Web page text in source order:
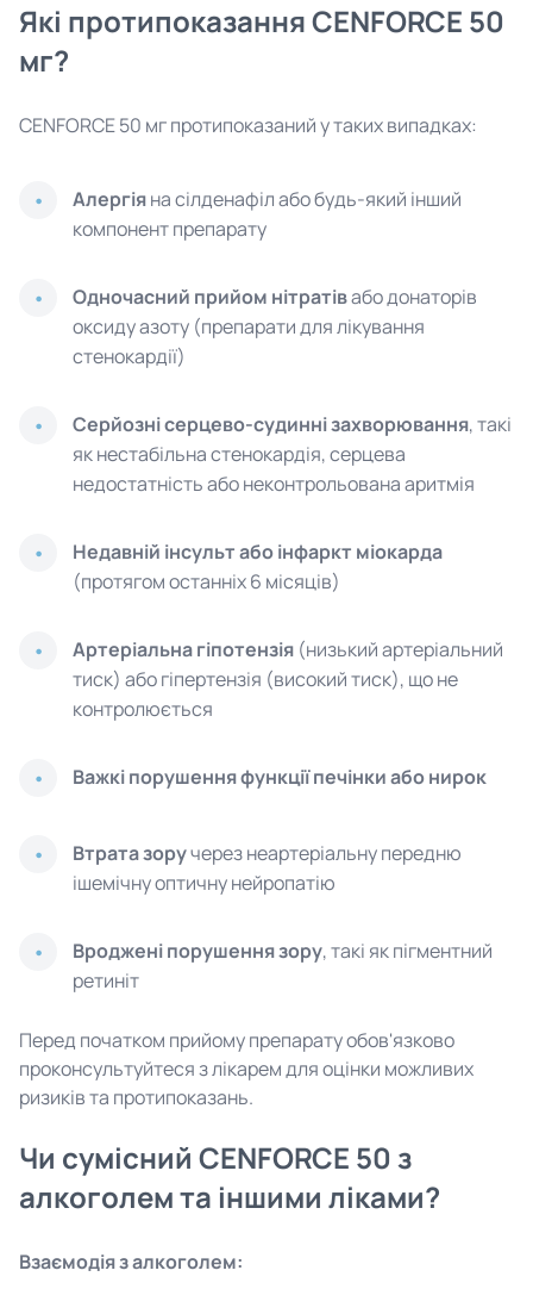
Які протипоказання CENFORCE 50
мг?
CENFORCE 50 мг протипоказаний у таких випадках:
Алергіяна сілденафіл або будь-який інший
компонент препарату
Одночасний прийом нітратівабо донаторів
оксиду азоту (препарати для лікування
стенокардії)
Серйозні серцево-судинні захворювання, такі
як нестабільна стенокардія, серцева
недостатність або неконтрольована аритмія
Недавній інсульт або інфаркт міокарда
(протягом останніх 6 місяців)
Артеріальна гіпотензія (низький артеріальний
тиск) або гіпертензія (високий тиск), що не
контролюється
Важкі порушення функції печінки або нирок
Втрата зоручерез неартеріальну передню
ішемічну оптичну нейропатію
Вроджені порушення зору, такі як пігментний
ретиніт
Перед початком прийому препарату обов'язково
проконсультуйтеся з лікарем для оцінки можливих
ризиків та протипоказань.
Чи сумісний CENFORCE 50 з
алкоголем та іншими ліками?
Взаємодія з алкоголем: